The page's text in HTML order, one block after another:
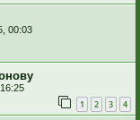
00:03
1 2 3 4